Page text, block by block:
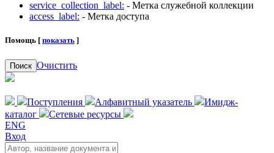
service_collection_label: - Метка служебной коллекции
access_label: - Метка доступа
Помощь [ показать ]
Поиск Очистить
Поступления Алфавитный указатель
Имидж-
каталог
Сетевые ресурсы
ENG
Вход